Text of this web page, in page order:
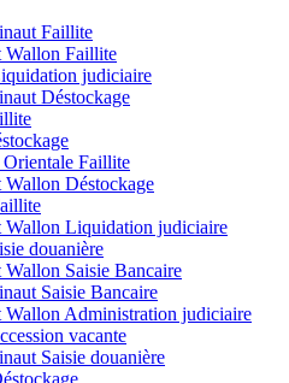
Faillite
Wallon Faillite
judiciaire
Déstockage
Orientale Faillite
Wallon Déstockage
Wallon Liquidation judiciaire
douanière
Wallon Saisie Bancaire
Saisie Bancaire
Wallon Administration judiciaire
vacante
Saisie douanière